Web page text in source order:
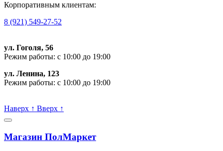
Корпоративным клиентам:
8 (921) 549-27-52
ул. Гоголя, 56
Режим работы: с 10:00 до 19:00
ул. Ленина, 123
Режим работы: с 10:00 до 19:00
Наверх ↑ Вверх ↑
Магазин ПолМаркет